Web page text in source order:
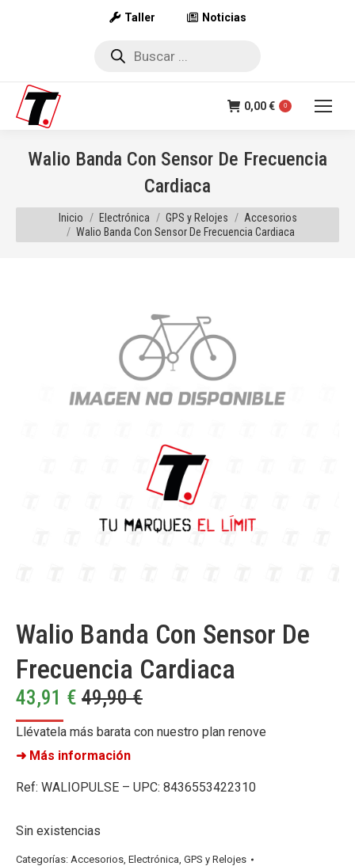
Taller Noticias
Búsqueda
0,00€ 0
Walio Banda Con Sensor De Frecuencia
Cardiaca
Estás aquí:
Inicio Electrónica GPS y Relojes
Accesorios
Walio Banda Con Sensor De Frecuencia Cardiaca
Walio Banda Con Sensor De
Frecuencia Cardiaca
43,91 € 49,90€
Llévatela más barata con nuestro plan renove
➜ Más información
Ref: WALIOPULSE – UPC: 8436553422310
Sin existencias
Categorías: Accesorios, Electrónica, GPS y Relojes